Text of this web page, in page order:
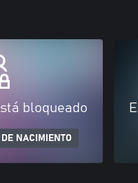
bloqueado
NACIMIENTO